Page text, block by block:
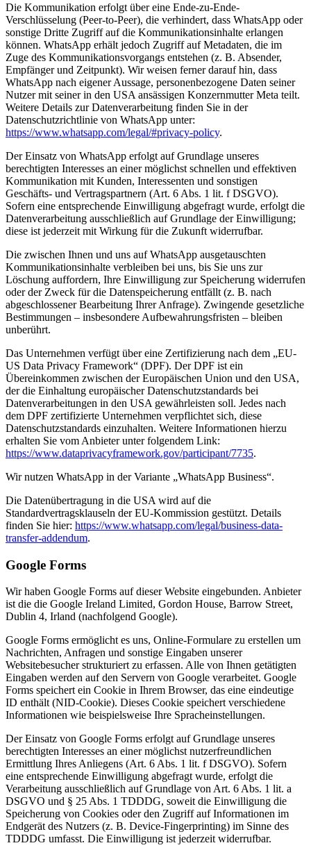
Die Kommunikation erfolgt über eine Ende-zu-Ende-
Verschlüsselung (Peer-to-Peer), die verhindert, dass WhatsApp oder
sonstige Dritte Zugriff auf die Kommunikationsinhalte erlangen
können. WhatsApp erhält jedoch Zugriff auf Metadaten, die im
Zuge des Kommunikationsvorgangs entstehen (z. B. Absender,
Empfänger und Zeitpunkt). Wir weisen ferner darauf hin, dass
WhatsApp nach eigener Aussage, personenbezogene Daten seiner
Nutzer mit seiner in den USA ansässigen Konzernmutter Meta teilt.
Weitere Details zur Datenverarbeitung finden Sie in der
Datenschutzrichtlinie von WhatsApp unter:
https://www.whatsapp.com/legal/#privacy-policy.
Der Einsatz von WhatsApp erfolgt auf Grundlage unseres
berechtigten Interesses an einer möglichst schnellen und effektiven
Kommunikation mit Kunden, Interessenten und sonstigen
Geschäfts- und Vertragspartnern (Art. 6 Abs. 1 lit. f DSGVO).
Sofern eine entsprechende Einwilligung abgefragt wurde, erfolgt die
Datenverarbeitung ausschließlich auf Grundlage der Einwilligung;
diese ist jederzeit mit Wirkung für die Zukunft widerrufbar.
Die zwischen Ihnen und uns auf WhatsApp ausgetauschten
Kommunikationsinhalte verbleiben bei uns, bis Sie uns zur
Löschung auffordern, Ihre Einwilligung zur Speicherung widerrufen
oder der Zweck für die Datenspeicherung entfällt (z. B. nach
abgeschlossener Bearbeitung Ihrer Anfrage). Zwingende gesetzliche
Bestimmungen – insbesondere Aufbewahrungsfristen – bleiben
unberührt.
Das Unternehmen verfügt über eine Zertifizierung nach dem „EU-
US Data Privacy Framework“ (DPF). Der DPF ist ein
Übereinkommen zwischen der Europäischen Union und den USA,
der die Einhaltung europäischer Datenschutzstandards bei
Datenverarbeitungen in den USA gewährleisten soll. Jedes nach
dem DPF zertifizierte Unternehmen verpflichtet sich, diese
Datenschutzstandards einzuhalten. Weitere Informationen hierzu
erhalten Sie vom Anbieter unter folgendem Link:
https://www.dataprivacyframework.gov/participant/7735.
Wir nutzen WhatsApp in der Variante „WhatsApp Business“.
Die Datenübertragung in die USA wird auf die
Standardvertragsklauseln der EU-Kommission gestützt. Details
finden Sie hier: https://www.whatsapp.com/legal/business-data-
transfer-addendum.
Google Forms
Wir haben Google Forms auf dieser Website eingebunden. Anbieter
ist die die Google Ireland Limited, Gordon House, Barrow Street,
Dublin 4, Irland (nachfolgend Google).
Google Forms ermöglicht es uns, Online-Formulare zu erstellen um
Nachrichten, Anfragen und sonstige Eingaben unserer
Websitebesucher strukturiert zu erfassen. Alle von Ihnen getätigten
Eingaben werden auf den Servern von Google verarbeitet. Google
Forms speichert ein Cookie in Ihrem Browser, das eine eindeutige
ID enthält (NID-Cookie). Dieses Cookie speichert verschiedene
Informationen wie beispielsweise Ihre Spracheinstellungen.
Der Einsatz von Google Forms erfolgt auf Grundlage unseres
berechtigten Interesses an einer möglichst nutzerfreundlichen
Ermittlung Ihres Anliegens (Art. 6 Abs. 1 lit. f DSGVO). Sofern
eine entsprechende Einwilligung abgefragt wurde, erfolgt die
Verarbeitung ausschließlich auf Grundlage von Art. 6 Abs. 1 lit. a
DSGVO und § 25 Abs. 1 TDDDG, soweit die Einwilligung die
Speicherung von Cookies oder den Zugriff auf Informationen im
Endgerät des Nutzers (z. B. Device-Fingerprinting) im Sinne des
TDDDG umfasst. Die Einwilligung ist jederzeit widerrufbar.